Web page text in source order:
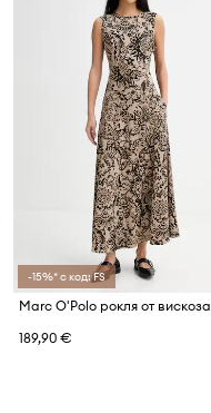
-15%* с код: FS
Marc O'Polo рокля от вискоза
189,90 €